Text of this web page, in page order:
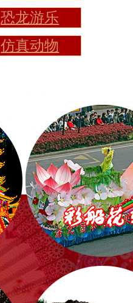
恐龙游乐
仿真动物